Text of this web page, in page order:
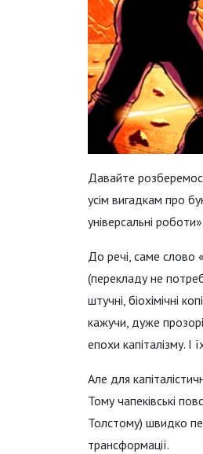
Давайте
усім вигадкам про
універсальні
До речі, саме слово
(перекладу не
штучні, біохімічні
кажучи, дуже прозорі
епохи капіталізму.
Але для
Тому чапеківські
Толстому) швидко
трансформації.